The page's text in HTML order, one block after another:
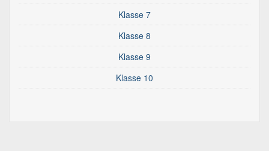
Klasse 7
Klasse 8
Klasse 9
Klasse 10